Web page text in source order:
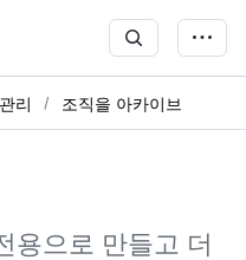
리 조직을 아카이브
용으로 만들고 더